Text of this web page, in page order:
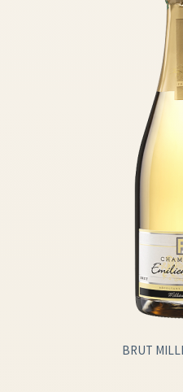
BRUT